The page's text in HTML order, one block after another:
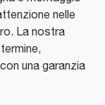
nelle
La nostra
una garanzia